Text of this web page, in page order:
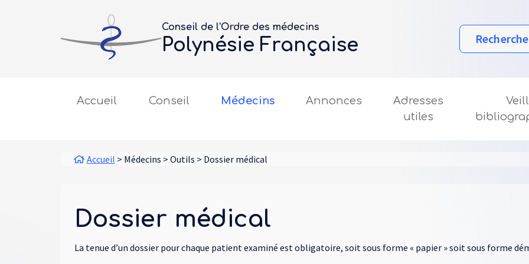
Conseil de l'Ordre des médecins
Polynésie Française
Rechercher
Accueil Conseil Médecins Annonces
Adresses
utiles
Fil d'Ariane
Accueil Médecins Outils Dossier médical
Dossier médical
La tenue d’un dossier pour chaque patient examiné est obligatoire, soit sous forme « papier » soit sous forme